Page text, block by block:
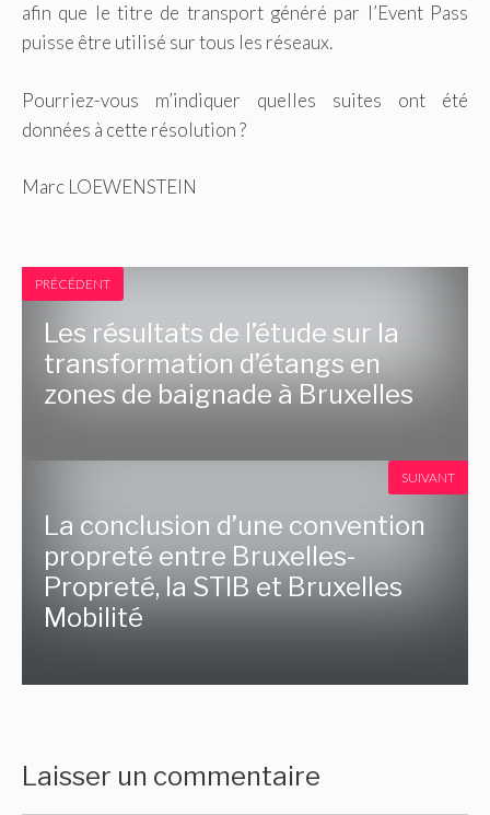
afin que le titre de transport généré par l’Event Pass
puisse être utilisé sur tous les réseaux.
Pourriez-vous m’indiquer quelles suites ont été
données à cette résolution ?
Marc LOEWENSTEIN
PRÉCÉDENT
Les résultats de l’étude sur la
transformation d’étangs en
zones de baignade à Bruxelles
La conclusion d’une convention
propreté entre Bruxelles-
Propreté, la STIB et Bruxelles
Mobilité
SUIVANT
Laisser un commentaire